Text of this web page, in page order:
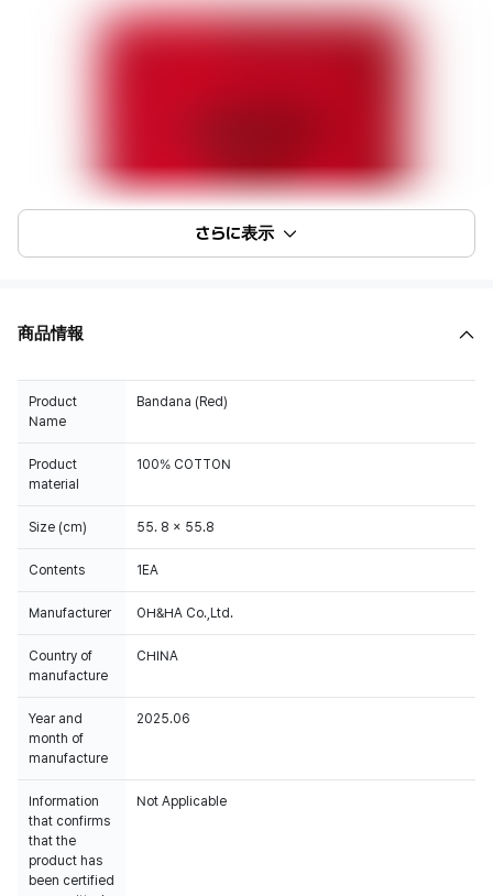
さらに表示
商品情報
Product
Name
Bandana (Red)
Product
material
100% COTTON
Size (cm) 55. 8 x 55.8
Contents 1EA
Manufacturer OH&HA Co.,Ltd.
Country of
manufacture
CHINA
Year and
month of
manufacture
2025.06
Information
that confirms
that the
product has
been certified
Not Applicable